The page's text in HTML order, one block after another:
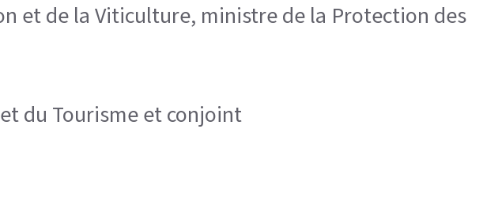
et de la Viticulture, ministre de la Protection des
et du Tourisme et conjoint